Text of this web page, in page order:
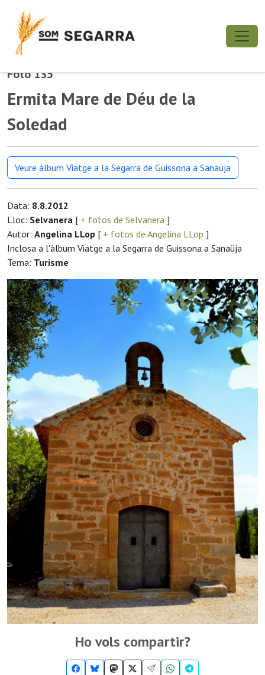
Foto 135
Ermita Mare de Déu de la
Soledad
Veure àlbum Viatge a la Segarra de Guissona a Sanaüja
Data: 8.8.2012
Lloc: Selvanera [ + fotos de Selvanera ]
Autor: Angelina LLop [ + fotos de Angelina LLop ]
Inclosa a l'àlbum Viatge a la Segarra de Guissona a Sanaüja
Tema: Turisme
Ho vols compartir?